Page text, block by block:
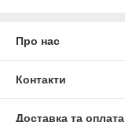
Про нас
Контакти
Доставка та оплата